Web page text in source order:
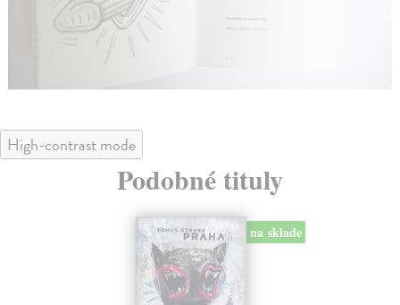
High-contrast mode
Podobné tituly
na sklade